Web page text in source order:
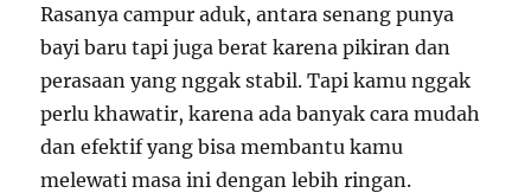
Rasanya campur aduk, antara senang punya
bayi baru tapi juga berat karena pikiran dan
perasaan yang nggak stabil. Tapi kamu nggak
perlu khawatir, karena ada banyak cara mudah
dan efektif yang bisa membantu kamu
melewati masa ini dengan lebih ringan.